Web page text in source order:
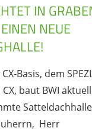
IN
NEUE
Basis, dem
CX, baut BWI
Herr